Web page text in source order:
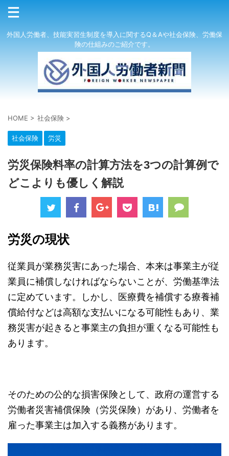
外国人労働者、技能実習生制度を導入に関するQ＆Aや社会保険、労働保
険の仕組みのご紹介です。
HOME > 社会保険 >
社会保険 労災
労災保険料率の計算方法を3つの計算例で
どこよりも優しく解説
労災の現状
従業員が業務災害にあった場合、本来は事業主が従
業員に補償しなければならないことが、労働基準法
に定めています。しかし、医療費を補償する療養補
償給付などは高額な支払いになる可能性もあり、業
務災害が起きると事業主の負担が重くなる可能性も
あります。
そのための公的な損害保険として、政府の運営する
労働者災害補償保険（労災保険）があり、労働者を
雇った事業主は加入する義務があります。